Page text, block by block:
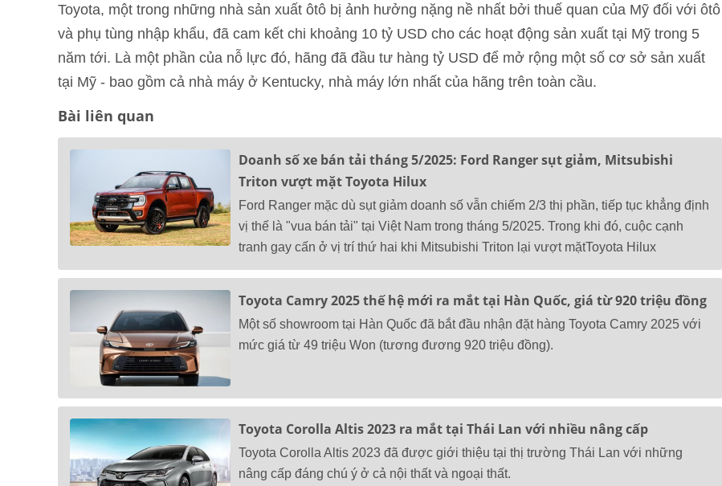
Toyota, một trong những nhà sản xuất ôtô bị ảnh hưởng nặng nề nhất bởi thuế quan của Mỹ đối với ôtô
và phụ tùng nhập khẩu, đã cam kết chi khoảng 10 tỷ USD cho các hoạt động sản xuất tại Mỹ trong 5
năm tới. Là một phần của nỗ lực đó, hãng đã đầu tư hàng tỷ USD để mở rộng một số cơ sở sản xuất
tại Mỹ - bao gồm cả nhà máy ở Kentucky, nhà máy lớn nhất của hãng trên toàn cầu.
Bài liên quan
Doanh số xe bán tải tháng 5/2025: Ford Ranger sụt giảm, Mitsubishi
Triton vượt mặt Toyota Hilux
Ford Ranger mặc dù sụt giảm doanh số vẫn chiếm 2/3 thị phần, tiếp tục khẳng định
vị thế là "vua bán tải" tại Việt Nam trong tháng 5/2025. Trong khi đó, cuộc cạnh
tranh gay cấn ở vị trí thứ hai khi Mitsubishi Triton lại vượt mặtToyota Hilux
Toyota Camry 2025 thế hệ mới ra mắt tại Hàn Quốc, giá từ 920 triệu đồng
Một số showroom tại Hàn Quốc đã bắt đầu nhận đặt hàng Toyota Camry 2025 với
mức giá từ 49 triệu Won (tương đương 920 triệu đồng).
Toyota Corolla Altis 2023 ra mắt tại Thái Lan với nhiều nâng cấp
Toyota Corolla Altis 2023 đã được giới thiệu tại thị trường Thái Lan với những
nâng cấp đáng chú ý ở cả nội thất và ngoại thất.